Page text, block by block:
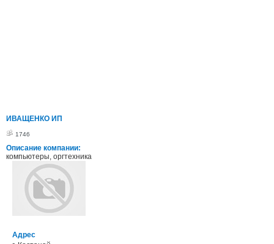
ИВАЩЕНКО ИП
1746
Описание компании:
компьютеры, оргтехника
Адрес